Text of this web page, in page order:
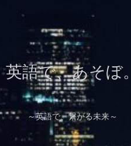
英語で、あそぼ。
～英語で、繋がる未来～